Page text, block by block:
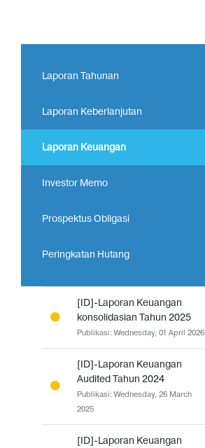
Laporan Tahunan
Laporan Keberlanjutan
Laporan Keuangan
Investor Memo
Prospektus Obligasi
Peringkatan Hutang
[ID]-Laporan Keuangan
konsolidasian Tahun 2025
Publikasi: Wednesday, 01 April 2026
[ID]-Laporan Keuangan
Audited Tahun 2024
Publikasi: Wednesday, 26 March
2025
[ID]-Laporan Keuangan